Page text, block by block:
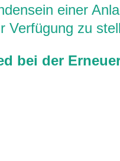
einer
Verfügung zu
bei der